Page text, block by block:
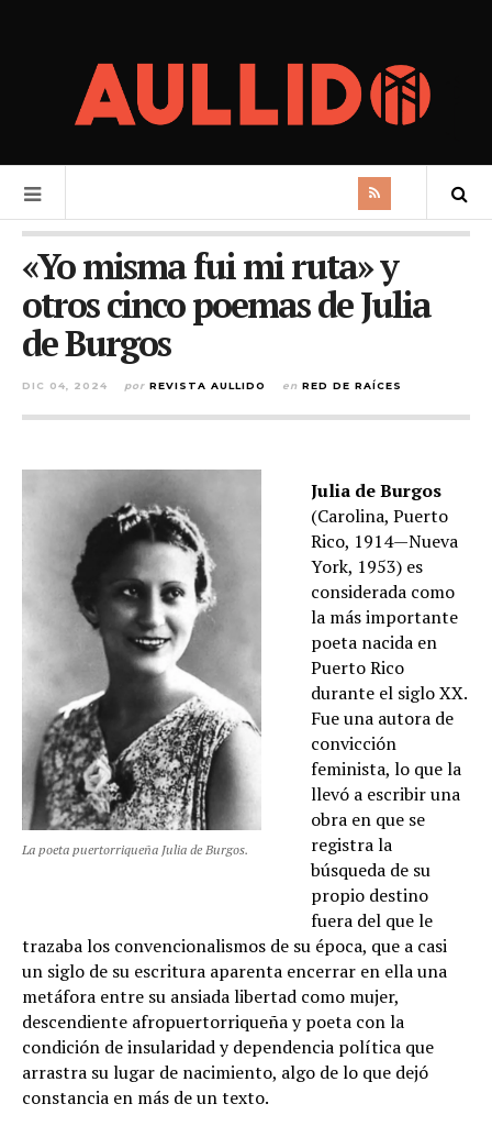
«Yo misma fui mi ruta» y
otros cinco poemas de Julia
de Burgos
DIC 04, 2024 por REVISTA AULLIDO en RED DE RAÍCES
La poeta puertorriqueña Julia de Burgos.
Julia de Burgos
(Carolina, Puerto
Rico, 1914—Nueva
York, 1953) es
considerada como
la más importante
poeta nacida en
Puerto Rico
durante el siglo XX.
Fue una autora de
convicción
feminista, lo que la
llevó a escribir una
obra en que se
registra la
búsqueda de su
propio destino
fuera del que le
trazaba los convencionalismos de su época, que a casi
un siglo de su escritura aparenta encerrar en ella una
metáfora entre su ansiada libertad como mujer,
descendiente afropuertorriqueña y poeta con la
condición de insularidad y dependencia política que
arrastra su lugar de nacimiento, algo de lo que dejó
constancia en más de un texto.